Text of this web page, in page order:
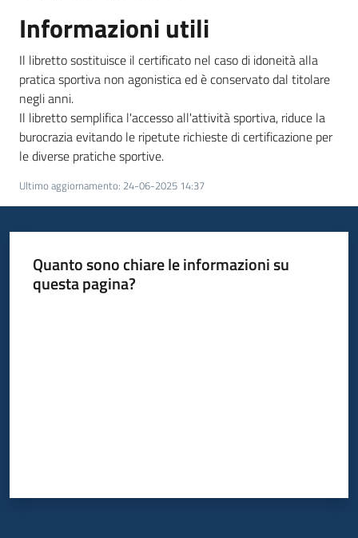
Informazioni utili
Il libretto sostituisce il certificato nel caso di idoneità alla
pratica sportiva non agonistica ed è conservato dal titolare
negli anni.
Il libretto semplifica l'accesso all'attività sportiva, riduce la
burocrazia evitando le ripetute richieste di certificazione per
le diverse pratiche sportive.
Ultimo aggiornamento: 24-06-2025 14:37
Quanto sono chiare le informazioni su
questa pagina?